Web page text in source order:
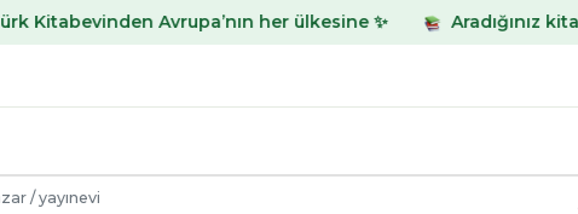
Avrupa’nın her ülkesine ✨ Aradığınız kitabı